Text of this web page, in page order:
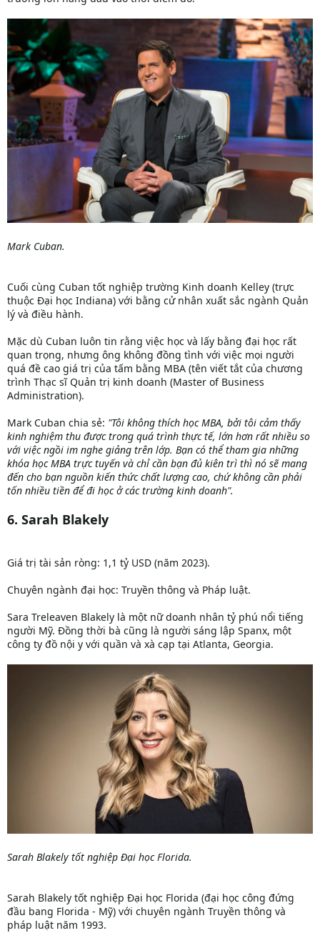
Mark Cuban.
Cuối cùng Cuban tốt nghiệp trường Kinh doanh Kelley (trực
thuộc Đại học Indiana) với bằng cử nhân xuất sắc ngành Quản
lý và điều hành.
Mặc dù Cuban luôn tin rằng việc học và lấy bằng đại học rất
quan trọng, nhưng ông không đồng tình với việc mọi người
quá đề cao giá trị của tấm bằng MBA (tên viết tắt của chương
trình Thạc sĩ Quản trị kinh doanh (Master of Business
Administration).
Mark Cuban chia sẻ: "Tôi không thích học MBA, bởi tôi cảm thấy
kinh nghiệm thu được trong quá trình thực tế, lớn hơn rất nhiều so
với việc ngồi im nghe giảng trên lớp. Bạn có thể tham gia những
khóa học MBA trực tuyến và chỉ cần bạn đủ kiên trì thì nó sẽ mang
đến cho bạn nguồn kiến thức chất lượng cao, chứ không cần phải
tốn nhiều tiền để đi học ở các trường kinh doanh".
6. Sarah Blakely
Giá trị tài sản ròng: 1,1 tỷ USD (năm 2023).
Chuyên ngành đại học: Truyền thông và Pháp luật.
Sara Treleaven Blakely là một nữ doanh nhân tỷ phú nổi tiếng
người Mỹ. Đồng thời bà cũng là người sáng lập Spanx, một
công ty đồ nội y với quần và xà cạp tại Atlanta, Georgia.
Sarah Blakely tốt nghiệp Đại học Florida.
Sarah Blakely tốt nghiệp Đại học Florida (đại học công đứng
đầu bang Florida - Mỹ) với chuyên ngành Truyền thông và
pháp luật năm 1993.